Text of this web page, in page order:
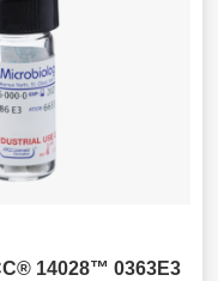
14028™ 0363E3